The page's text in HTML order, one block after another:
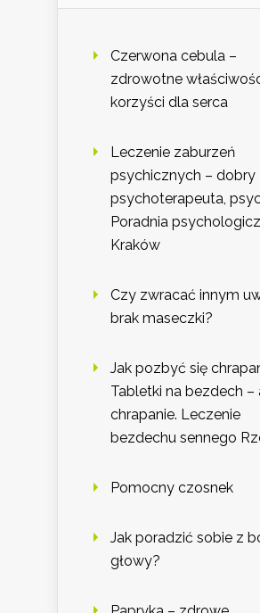
Czerwona cebula –
zdrowotne
korzyści dla serca
Leczenie zaburzeń
psychicznych – dobry
psychoterapeuta,
Poradnia
Kraków
Czy zwracać innym
brak maseczki?
Jak pozbyć się
Tabletki na bezdech –
chrapanie. Leczenie
bezdechu sennego
Pomocny czosnek
Jak poradzić sobie z
głowy?